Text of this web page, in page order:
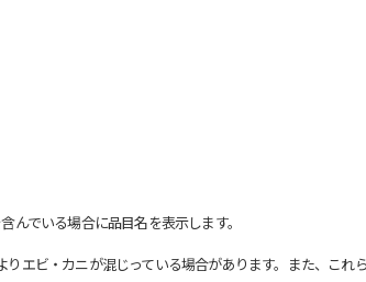
でいる場合に品目名を表示します。
ビ・カニが混じっている場合があります。また、これ